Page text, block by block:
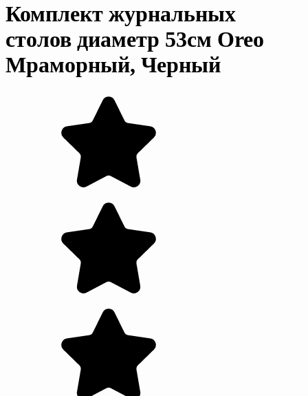
Комплект журнальных
столов диаметр 53см Oreo
Мраморный, Черный